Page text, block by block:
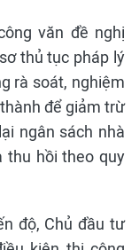
văn đề nghị
thủ tục pháp lý
rà soát, nghiệm
để giảm trừ
ngân sách nhà
thu hồi theo quy
độ, Chủ đầu tư